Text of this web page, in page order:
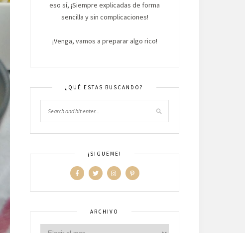
eso sí, ¡Siempre explicadas de forma
sencilla y sin complicaciones!
¡Venga, vamos a preparar algo rico!
¿QUÉ ESTAS BUSCANDO?
¡SIGUEME!
ARCHIVO